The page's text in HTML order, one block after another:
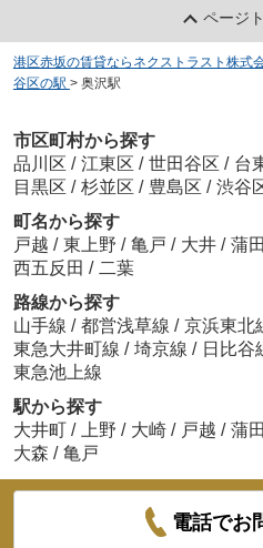
ページ
港区赤坂の賃貸ならネクストラスト株式
谷区の駅 > 奥沢駅
市区町村から探す
品川区 / 江東区 / 世田谷区 / 台
目黒区 / 杉並区 / 豊島区 / 渋谷
町名から探す
戸越 / 東上野 / 亀戸 / 大井 / 蒲田
西五反田 / 二葉
路線から探す
山手線 / 都営浅草線 / 京浜東北
東急大井町線 / 埼京線 / 日比谷
東急池上線
駅から探す
大井町 / 上野 / 大崎 / 戸越 / 蒲田
大森 / 亀戸
電話でお